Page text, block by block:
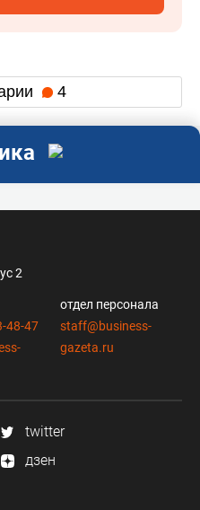
4
2
48-47
отдел персонала
staff@business-
gazeta.ru
twitter
дзен